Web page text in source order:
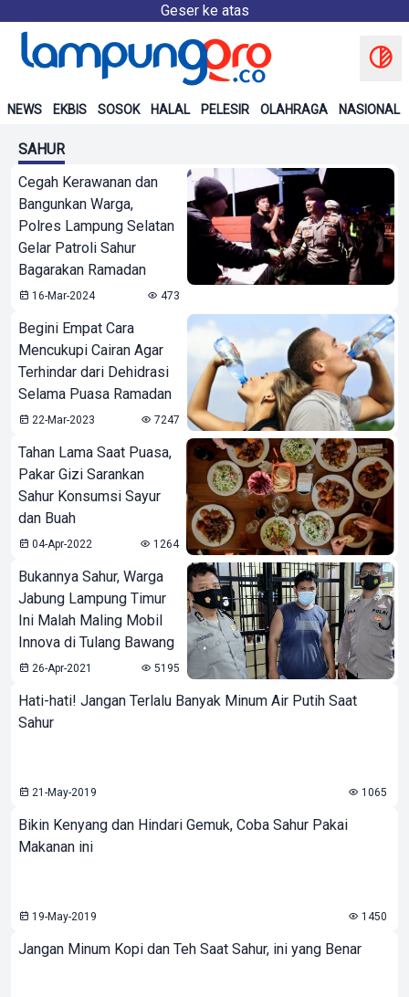
Geser ke atas
NEWS EKBIS SOSOK HALAL PELESIR OLAHRAGA NASIONAL
SAHUR
Cegah Kerawanan dan
Bangunkan Warga,
Polres Lampung Selatan
Gelar Patroli Sahur
Bagarakan Ramadan
16-Mar-2024 473
Begini Empat Cara
Mencukupi Cairan Agar
Terhindar dari Dehidrasi
Selama Puasa Ramadan
22-Mar-2023 7247
Tahan Lama Saat Puasa,
Pakar Gizi Sarankan
Sahur Konsumsi Sayur
dan Buah
04-Apr-2022 1264
Bukannya Sahur, Warga
Jabung Lampung Timur
Ini Malah Maling Mobil
Innova di Tulang Bawang
26-Apr-2021 5195
Hati-hati! Jangan Terlalu Banyak Minum Air Putih Saat
Sahur
21-May-2019 1065
Bikin Kenyang dan Hindari Gemuk, Coba Sahur Pakai
Makanan ini
19-May-2019 1450
Jangan Minum Kopi dan Teh Saat Sahur, ini yang Benar